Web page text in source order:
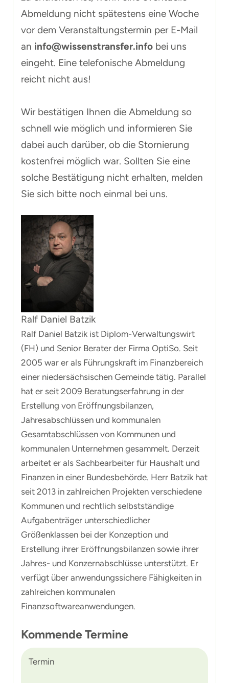
Abmeldung nicht spätestens eine Woche
vor dem Veranstaltungstermin per E-Mail
an info@wissenstransfer.info bei uns
eingeht. Eine telefonische Abmeldung
reicht nicht aus!
Wir bestätigen Ihnen die Abmeldung so
schnell wie möglich und informieren Sie
dabei auch darüber, ob die Stornierung
kostenfrei möglich war. Sollten Sie eine
solche Bestätigung nicht erhalten, melden
Sie sich bitte noch einmal bei uns.
Ralf Daniel Batzik
Ralf Daniel Batzik ist Diplom-Verwaltungswirt
(FH) und Senior Berater der Firma OptiSo. Seit
2005 war er als Führungskraft im Finanzbereich
einer niedersächsischen Gemeinde tätig. Parallel
hat er seit 2009 Beratungserfahrung in der
Erstellung von Eröffnungsbilanzen,
Jahresabschlüssen und kommunalen
Gesamtabschlüssen von Kommunen und
kommunalen Unternehmen gesammelt. Derzeit
arbeitet er als Sachbearbeiter für Haushalt und
Finanzen in einer Bundesbehörde. Herr Batzik hat
seit 2013 in zahlreichen Projekten verschiedene
Kommunen und rechtlich selbstständige
Aufgabenträger unterschiedlicher
Größenklassen bei der Konzeption und
Erstellung ihrer Eröffnungsbilanzen sowie ihrer
Jahres- und Konzernabschlüsse unterstützt. Er
verfügt über anwendungssichere Fähigkeiten in
zahlreichen kommunalen
Finanzsoftwareanwendungen.
Kommende Termine
Termin